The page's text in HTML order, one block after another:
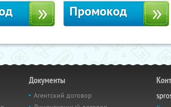
Промокод
Документы
Агентский договор